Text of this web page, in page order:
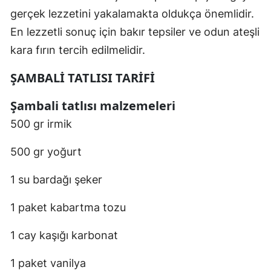
gerçek lezzetini yakalamakta oldukça önemlidir.
En lezzetli sonuç için bakır tepsiler ve odun ateşli
kara fırın tercih edilmelidir.
ŞAMBALİ TATLISI TARİFİ
Şambali tatlısı malzemeleri
500 gr irmik
500 gr yoğurt
1 su bardağı şeker
1 paket kabartma tozu
1 cay kaşığı karbonat
1 paket vanilya